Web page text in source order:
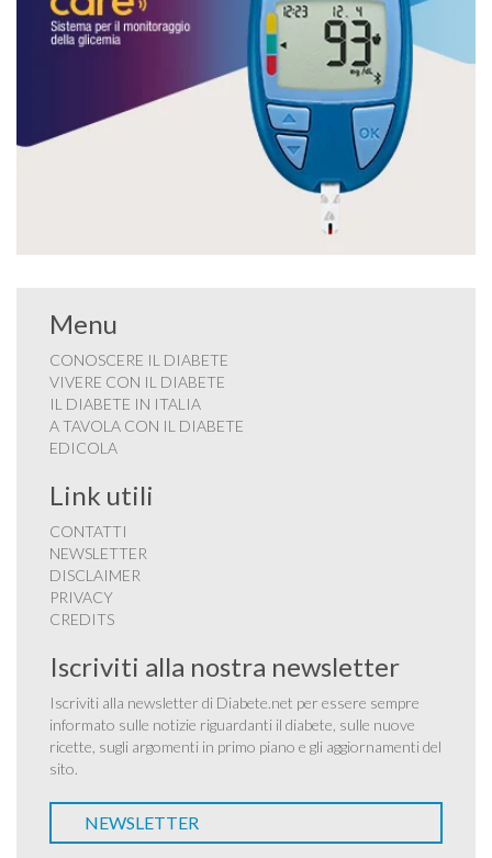
Menu
CONOSCERE IL DIABETE
VIVERE CON IL DIABETE
IL DIABETE IN ITALIA
A TAVOLA CON IL DIABETE
EDICOLA
Link utili
CONTATTI
NEWSLETTER
DISCLAIMER
PRIVACY
CREDITS
Iscriviti alla nostra newsletter
Iscriviti alla newsletter di Diabete.net per essere sempre
informato sulle notizie riguardanti il diabete, sulle nuove
ricette, sugli argomenti in primo piano e gli aggiornamenti del
sito.
NEWSLETTER